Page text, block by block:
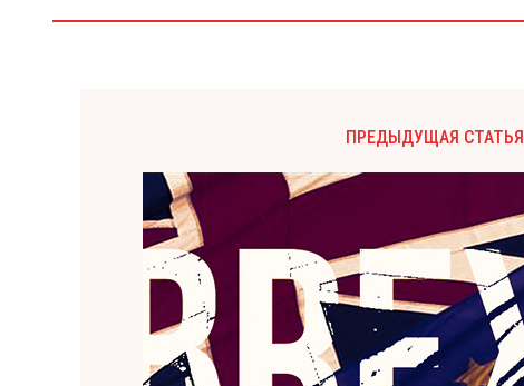
ПРЕДЫДУЩАЯ СТАТЬЯ